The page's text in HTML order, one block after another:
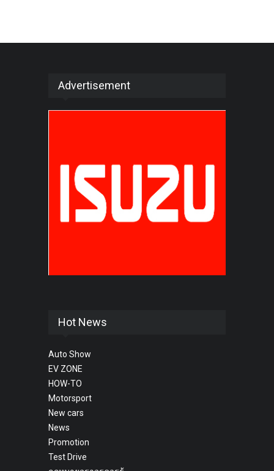
Advertisement
Hot News
Auto Show
EV ZONE
HOW-TO
Motorsport
New cars
News
Promotion
Test Drive